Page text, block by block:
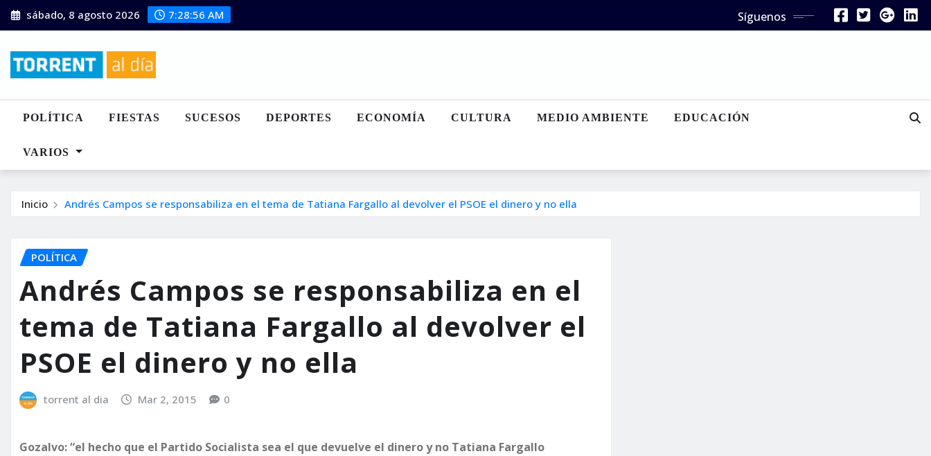
Saltar
al
sábado, 8 agosto 2026 7:28:57 AM Síguenos
POLÍTICA FIESTAS SUCESOS DEPORTES ECONOMÍA CULTURA MEDIO AMBIENTE EDUCACIÓN
VARIOS
Inicio Andrés Campos se responsabiliza en el tema de Tatiana Fargallo al devolver el PSOE el dinero y no ella
POLÍTICA
Andrés Campos se responsabiliza en el
tema de Tatiana Fargallo al devolver el
PSOE el dinero y no ella
torrent al dia Mar 2, 2015 0
Gozalvo:“el hecho que el Partido Socialista sea el que devuelve el dinero y no Tatiana Fargallo